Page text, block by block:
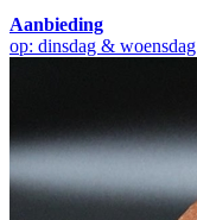
Aanbieding
op: dinsdag & woensdag